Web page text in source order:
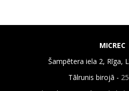
MICREC
Šampētera iela 2, Rīga,
Tālrunis birojā -